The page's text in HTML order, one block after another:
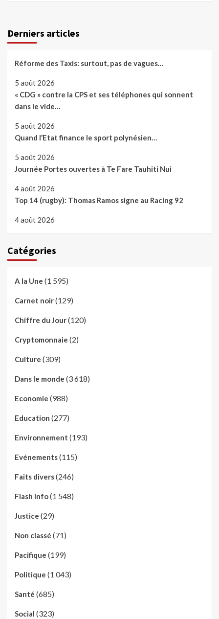
Derniers articles
Réforme des Taxis: surtout, pas de vagues…
5 août 2026
« CDG » contre la CPS et ses téléphones qui sonnent
dans le vide…
5 août 2026
Quand l’Etat finance le sport polynésien…
5 août 2026
Journée Portes ouvertes à Te Fare Tauhiti Nui
4 août 2026
Top 14 (rugby): Thomas Ramos signe au Racing 92
4 août 2026
Catégories
A la Une (1 595)
Carnet noir(129)
Chiffre du Jour(120)
Cryptomonnaie (2)
Culture (309)
Dans le monde (3 618)
Economie (988)
Education (277)
Environnement (193)
Evénements(115)
Faits divers(246)
Flash Info(1 548)
Justice (29)
Non classé (71)
Pacifique (199)
Politique (1 043)
Santé (685)
Social (323)